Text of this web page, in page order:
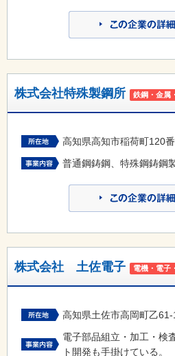
株式会社特殊製鋼所 鉄鋼・金属
高知県高知市稲荷町120
普通鋼鋳鋼、特殊鋼鋳鋼
株式会社 土佐電子 電機・電子
高知県土佐市高岡町乙61-
電子部品組立・加工・検
ト開発も手掛けている。